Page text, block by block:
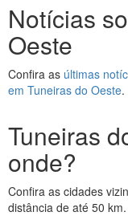
Notícias
Oeste
Confira as últimas
em Tuneiras do Oeste.
Tuneiras
onde?
Confira as cidades
distância de até 50 km.